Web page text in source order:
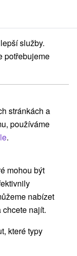
Tatranská Lomnica
služby.
potřebujeme
stránkách a
používáme
.
mohou být
nabízet
najít.
které typy